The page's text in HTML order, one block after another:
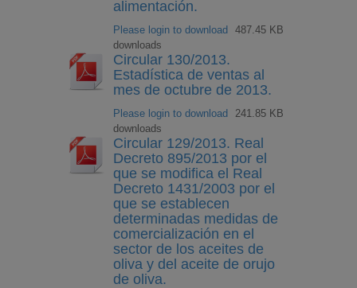
alimentación.
Please login to download
487.45 KB
downloads
Circular 130/2013.
Estadística de ventas al
mes de octubre de 2013.
Please login to download
241.85 KB
downloads
Circular 129/2013. Real
Decreto 895/2013 por el
que se modifica el Real
Decreto 1431/2003 por el
que se establecen
determinadas medidas de
comercialización en el
sector de los aceites de
oliva y del aceite de orujo
de oliva.